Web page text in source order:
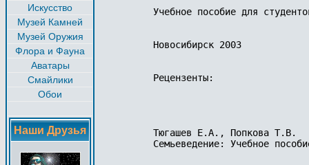
Искусство
Музей Камней
Музей Оружия
Флора и Фауна
Аватары
Смайлики
Обои
Наши Друзья